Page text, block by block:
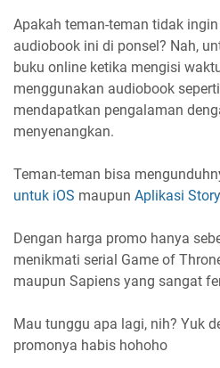
Apakah teman-teman tidak
audiobook ini di ponsel? Nah,
buku online ketika mengisi
menggunakan audiobook
mendapatkan pengalaman
menyenangkan.
Teman-teman bisa
untuk iOS maupun Aplikasi
Dengan harga promo hanya
menikmati serial Game of
maupun Sapiens yang sangat
Mau tunggu apa lagi, nih? Yuk
promonya habis hohoho